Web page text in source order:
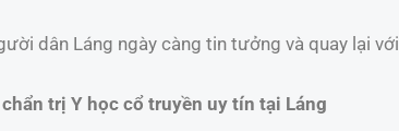
dân Láng ngày càng tin tưởng và quay lại với
trị Y học cổ truyền uy tín tại Láng